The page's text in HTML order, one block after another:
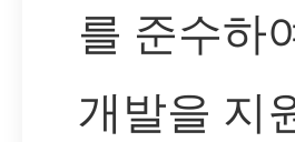
를 준수하
개발을 지